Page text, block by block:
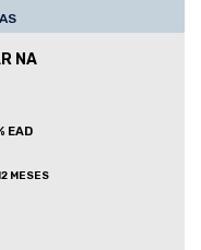
NA
EAD
MESES